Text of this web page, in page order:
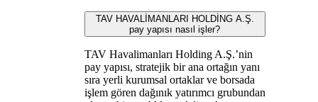
TAV HAVALİMANLARI HOLDİNG A.Ş.
pay yapısı nasıl işler?
TAV Havalimanları Holding A.Ş.’nin
pay yapısı, stratejik bir ana ortağın yanı
sıra yerli kurumsal ortaklar ve borsada
işlem gören dağınık yatırımcı grubundan